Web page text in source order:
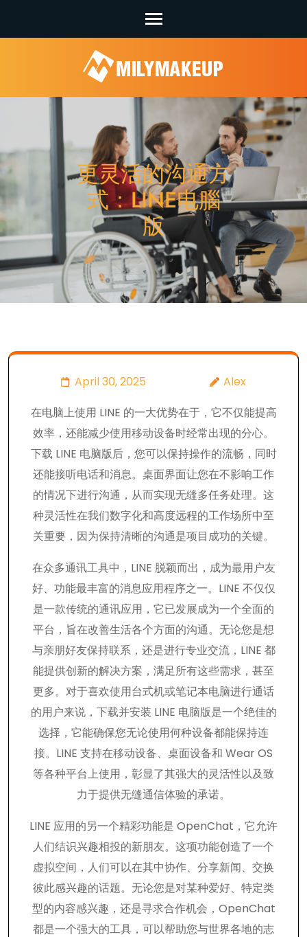
更灵活的沟通方
式：LINE电腦
版
April 30, 2025
Alex
在电脑上使用 LINE 的一大优势在于，它不仅能提高
效率，还能减少使用移动设备时经常出现的分心。
下载 LINE 电脑版后，您可以保持操作的流畅，同时
还能接听电话和消息。桌面界面让您在不影响工作
的情况下进行沟通，从而实现无缝多任务处理。这
种灵活性在我们数字化和高度远程的工作场所中至
关重要，因为保持清晰的沟通是项目成功的关键。
在众多通讯工具中，LINE 脱颖而出，成为最用户友
好、功能最丰富的消息应用程序之一。LINE 不仅仅
是一款传统的通讯应用，它已发展成为一个全面的
平台，旨在改善生活各个方面的沟通。无论您是想
与亲朋好友保持联系，还是进行专业交流，LINE 都
能提供创新的解决方案，满足所有这些需求，甚至
更多。对于喜欢使用台式机或笔记本电脑进行通话
的用户来说，下载并安装 LINE 电脑版是一个绝佳的
选择，它能确保您无论使用何种设备都能保持连
接。LINE 支持在移动设备、桌面设备和 Wear OS
等各种平台上使用，彰显了其强大的灵活性以及致
力于提供无缝通信体验的承诺。
LINE 应用的另一个精彩功能是 OpenChat，它允许
人们结识兴趣相投的新朋友。这项功能创造了一个
虚拟空间，人们可以在其中协作、分享新闻、交换
彼此感兴趣的话题。无论您是对某种爱好、特定类
型的内容感兴趣，还是寻求合作机会，OpenChat
都是一个强大的工具，可以帮助您与世界各地的志